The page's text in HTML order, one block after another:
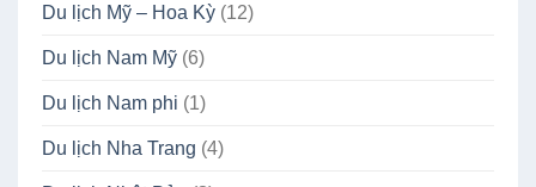
Du lịch Mỹ – Hoa Kỳ (12)
Du lịch Nam Mỹ (6)
Du lịch Nam phi (1)
Du lịch Nha Trang (4)